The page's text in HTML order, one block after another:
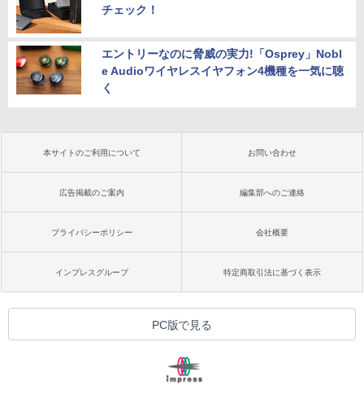
チェック！
エントリーなのに脅威の実力!「Osprey」Nobl
e Audioワイヤレスイヤフォン4機種を一気に聴
く
本サイトのご利用について お問い合わせ
広告掲載のご案内 編集部へのご連絡
プライバシーポリシー 会社概要
インプレスグループ 特定商取引法に基づく表示
PC版で見る